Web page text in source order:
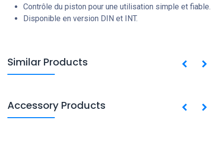
Contrôle du piston pour une utilisation simple et fiable.
Disponible en version DIN et INT.
Similar Products
Accessory Products